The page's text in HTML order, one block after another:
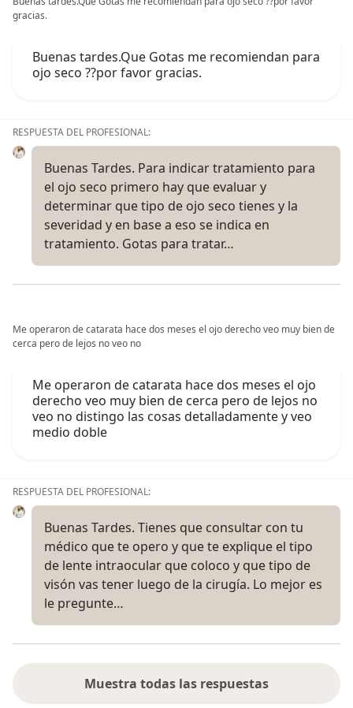
gracias.
Buenas tardes.Que Gotas me recomiendan para
ojo seco ??por favor gracias.
RESPUESTA DEL PROFESIONAL:
Buenas Tardes. Para indicar tratamiento para
el ojo seco primero hay que evaluar y
determinar que tipo de ojo seco tienes y la
severidad y en base a eso se indica en
tratamiento. Gotas para tratar…
Me operaron de catarata hace dos meses el ojo derecho veo muy bien de
cerca pero de lejos no veo no
Me operaron de catarata hace dos meses el ojo
derecho veo muy bien de cerca pero de lejos no
veo no distingo las cosas detalladamente y veo
medio doble
RESPUESTA DEL PROFESIONAL:
Buenas Tardes. Tienes que consultar con tu
médico que te opero y que te explique el tipo
de lente intraocular que coloco y que tipo de
visón vas tener luego de la cirugía. Lo mejor es
le pregunte…
Muestra todas las respuestas